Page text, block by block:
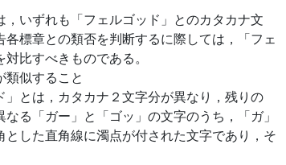
いずれも「フェルゴッド」とのカタカナ文
標章との類否を判断するに際しては，「フェ
比すべきものである。
類似すること
」とは，カタカナ２文字分が異なり，残りの
る「ガー」と「ゴッ」の文字のうち，「ガ」
した直角線に濁点が付された文字であり，そ